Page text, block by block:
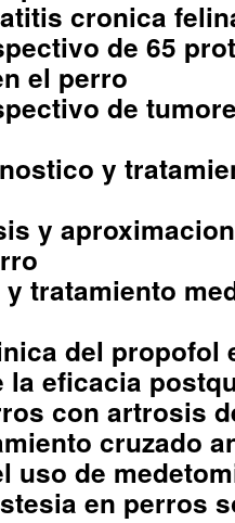
cronica
de 65
el perro
de
y
y
tratamiento
del propofol
la eficacia
con artrosis
cruzado
uso de
en perros